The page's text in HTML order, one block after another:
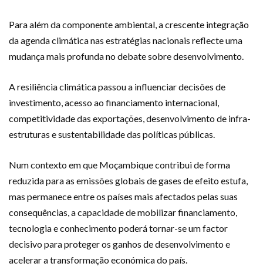
Para além da componente ambiental, a crescente integração
da agenda climática nas estratégias nacionais reflecte uma
mudança mais profunda no debate sobre desenvolvimento.
A resiliência climática passou a influenciar decisões de
investimento, acesso ao financiamento internacional,
competitividade das exportações, desenvolvimento de infra-
estruturas e sustentabilidade das políticas públicas.
Num contexto em que Moçambique contribui de forma
reduzida para as emissões globais de gases de efeito estufa,
mas permanece entre os países mais afectados pelas suas
consequências, a capacidade de mobilizar financiamento,
tecnologia e conhecimento poderá tornar-se um factor
decisivo para proteger os ganhos de desenvolvimento e
acelerar a transformação económica do país.